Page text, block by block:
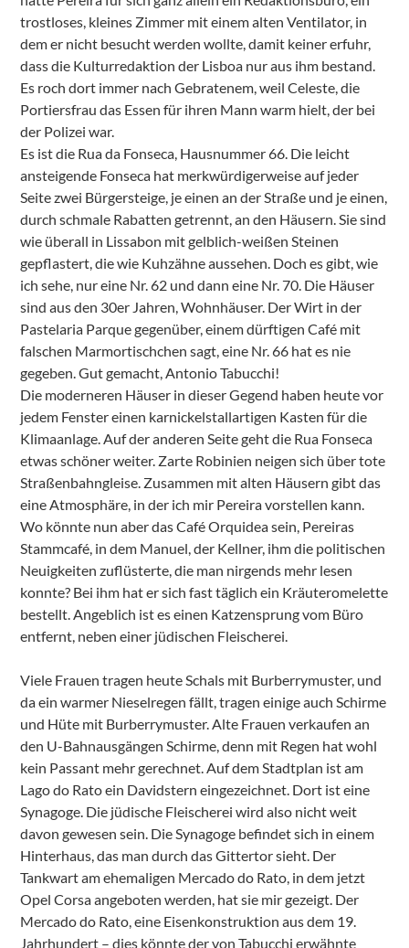
trostloses, kleines Zimmer mit einem alten Ventilator, in
dem er nicht besucht werden wollte, damit keiner erfuhr,
dass die Kulturredaktion der Lisboa nur aus ihm bestand.
Es roch dort immer nach Gebratenem, weil Celeste, die
Portiersfrau das Essen für ihren Mann warm hielt, der bei
der Polizei war.
Es ist die Rua da Fonseca, Hausnummer 66. Die leicht
ansteigende Fonseca hat merkwürdigerweise auf jeder
Seite zwei Bürgersteige, je einen an der Straße und je einen,
durch schmale Rabatten getrennt, an den Häusern. Sie sind
wie überall in Lissabon mit gelblich-weißen Steinen
gepflastert, die wie Kuhzähne aussehen. Doch es gibt, wie
ich sehe, nur eine Nr. 62 und dann eine Nr. 70. Die Häuser
sind aus den 30er Jahren, Wohnhäuser. Der Wirt in der
Pastelaria Parque gegenüber, einem dürftigen Café mit
falschen Marmortischchen sagt, eine Nr. 66 hat es nie
gegeben. Gut gemacht, Antonio Tabucchi!
Die moderneren Häuser in dieser Gegend haben heute vor
jedem Fenster einen karnickelstallartigen Kasten für die
Klimaanlage. Auf der anderen Seite geht die Rua Fonseca
etwas schöner weiter. Zarte Robinien neigen sich über tote
Straßenbahngleise. Zusammen mit alten Häusern gibt das
eine Atmosphäre, in der ich mir Pereira vorstellen kann.
Wo könnte nun aber das Café Orquidea sein, Pereiras
Stammcafé, in dem Manuel, der Kellner, ihm die politischen
Neuigkeiten zuflüsterte, die man nirgends mehr lesen
konnte? Bei ihm hat er sich fast täglich ein Kräuteromelette
bestellt. Angeblich ist es einen Katzensprung vom Büro
entfernt, neben einer jüdischen Fleischerei.
Viele Frauen tragen heute Schals mit Burberrymuster, und
da ein warmer Nieselregen fällt, tragen einige auch Schirme
und Hüte mit Burberrymuster. Alte Frauen verkaufen an
den U-Bahnausgängen Schirme, denn mit Regen hat wohl
kein Passant mehr gerechnet. Auf dem Stadtplan ist am
Lago do Rato ein Davidstern eingezeichnet. Dort ist eine
Synagoge. Die jüdische Fleischerei wird also nicht weit
davon gewesen sein. Die Synagoge befindet sich in einem
Hinterhaus, das man durch das Gittertor sieht. Der
Tankwart am ehemaligen Mercado do Rato, in dem jetzt
Opel Corsa angeboten werden, hat sie mir gezeigt. Der
Mercado do Rato, eine Eisenkonstruktion aus dem 19.
Jahrhundert – dies könnte der von Tabucchi erwähnte